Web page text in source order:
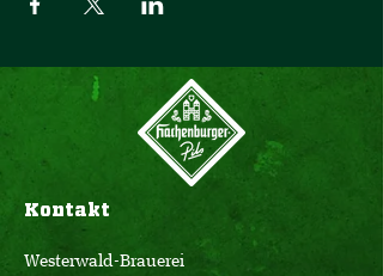
Kontakt
Westerwald-Brauerei